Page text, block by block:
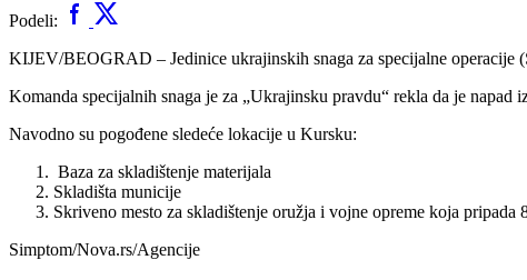
Podeli:
KIJEV/BEOGRAD – Jedinice ukrajinskih snaga za specijalne operacije
Komanda specijalnih snaga je za „Ukrajinsku pravdu“ rekla da je napad
Navodno su pogođene sledeće lokacije u Kursku:
Baza za skladištenje materijala
Skladišta municije
Skriveno mesto za skladištenje oružja i vojne opreme koja pripada
Simptom/Nova.rs/Agencije